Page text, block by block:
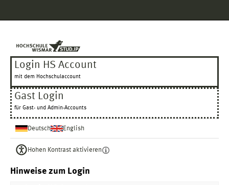
Hauptnavigation
Login HS Account
mit dem Hochschulaccount
Gast Login
für Gast- und Admin-Accounts
Deutsch English
Hohen Kontrast aktivieren
Hinweise zum Login